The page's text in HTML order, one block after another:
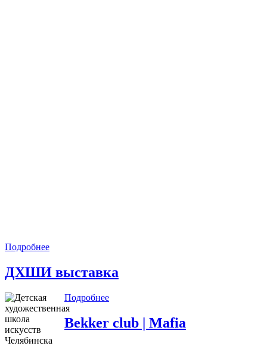
Подробнее
ДХШИ выставка
Подробнее
Bekker club | Mafia